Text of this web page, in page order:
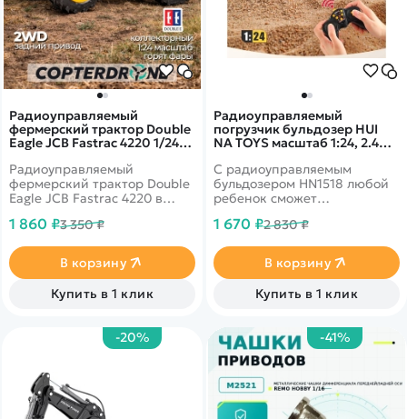
Радиоуправляемый
фермерский трактор Double
Eagle JCB Fastrac 4220 1/24
Радиоуправляемый
фермерский трактор Double
Eagle JCB Fastrac 4220 в
из высококачественного и
пластика ABS. Детали
выполнены тщательно,
чтобы создать впечатление
настоящего автомобиля. К
присоединить прицеп,
который при желании легко
сопровождается
реалистичными звуковыми
эффектами. Трактор уже
1 860 ₽3 350 ₽
В корзину
Купить в 1 клик
Радиоуправляемый
погрузчик бульдозер HUI
NA TOYS масштаб 1:24, 2.4G -
С радиоуправляемым
бульдозером HN1518 любой
ребенок сможет
настоящим водителем-
принципы работы
спецтехники и весело
провести время за
увлекательной игрой.
1 670 ₽2 830 ₽
В корзину
Купить в 1 клик
-20% -41%